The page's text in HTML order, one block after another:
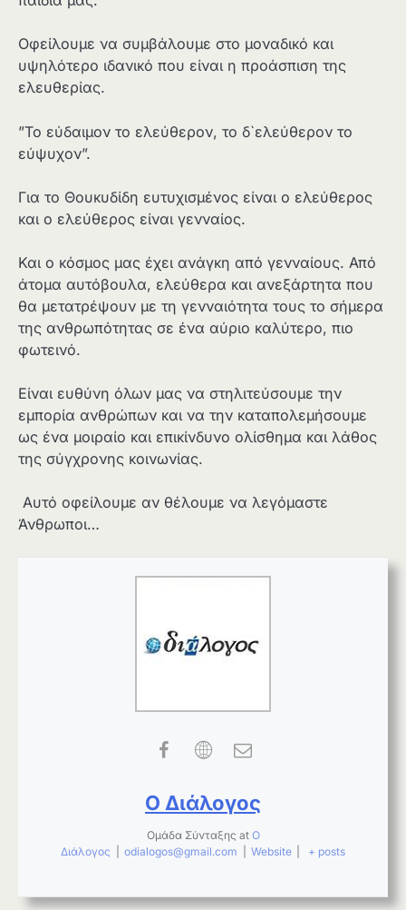
Οφείλουμε να συμβάλουμε στο μοναδικό και
υψηλότερο ιδανικό που είναι η προάσπιση της
ελευθερίας.
”Το εύδαιμον το ελεύθερον, το δ`ελεύθερον το
εύψυχον”.
Για το Θουκυδίδη ευτυχισμένος είναι ο ελεύθερος
και ο ελεύθερος είναι γενναίος.
Και ο κόσμος μας έχει ανάγκη από γενναίους. Από
άτομα αυτόβουλα, ελεύθερα και ανεξάρτητα που
θα μετατρέψουν με τη γενναιότητα τους το σήμερα
της ανθρωπότητας σε ένα αύριο καλύτερο, πιο
φωτεινό.
Είναι ευθύνη όλων μας να στηλιτεύσουμε την
εμπορία ανθρώπων και να την καταπολεμήσουμε
ως ένα μοιραίο και επικίνδυνο ολίσθημα και λάθος
της σύγχρονης κοινωνίας.
Αυτό οφείλουμε αν θέλουμε να λεγόμαστε
Άνθρωποι…
Ο Διάλογος
Ομάδα Σύνταξης at Ο
Διάλογος
odialogos@gmail.com Website + posts